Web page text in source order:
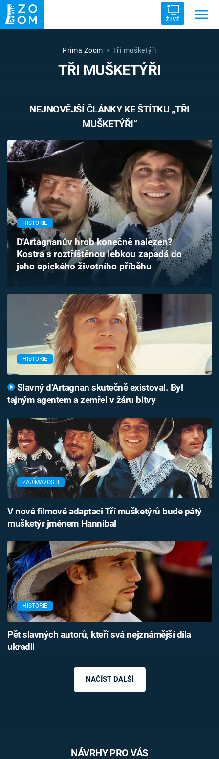
ŽIVĚ
UFO DRUHÁ SVĚTOVÁ VÁLKA
VETŘELCI DÁVNOVĚKU
Témata
Pořady
TV Program
Časopis
Sledujte prima+
Prima Zoom Tři mušketýři
TŘI MUŠKETÝŘI
NEJNOVĚJŠÍ ČLÁNKY KE ŠTÍTKU „TŘI
MUŠKETÝŘI“
HISTORIE
D'Artagnanův hrob konečně nalezen?
Kostra s roztříštěnou lebkou zapadá do
jeho epického životního příběhu
HISTORIE
Slavný d’Artagnan skutečně existoval. Byl
tajným agentem a zemřel v žáru bitvy
ZAJÍMAVOSTI
V nové filmové adaptaci Tří mušketýrů bude pátý
mušketýr jménem Hannibal
HISTORIE
Pět slavných autorů, kteří svá nejznámější díla
ukradli
NAČÍST DALŠÍ
NÁVRHY PRO VÁS